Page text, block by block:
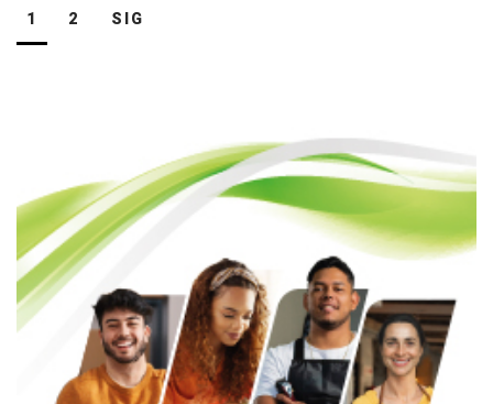
Navegación
de
1 2 SIG